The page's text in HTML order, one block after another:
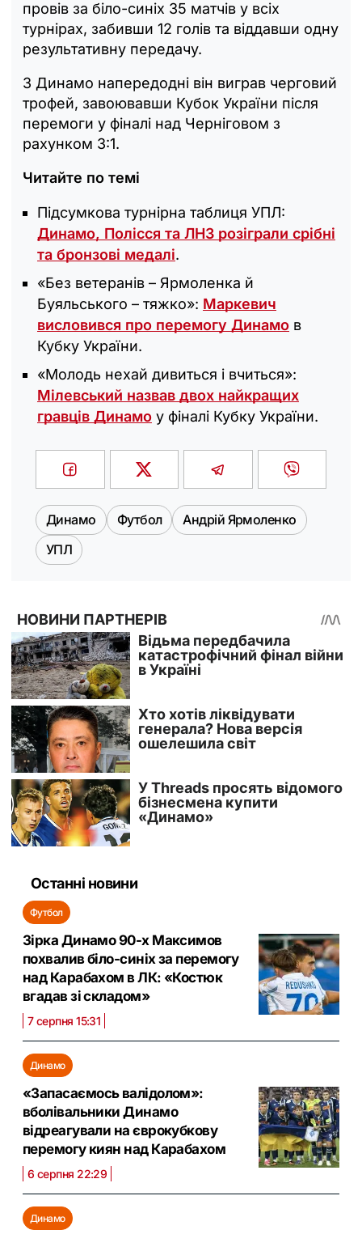
провів за біло-синіх 35 матчів у всіх
турнірах, забивши 12 голів та віддавши одну
результативну передачу.
З Динамо напередодні він виграв черговий
трофей, завоювавши Кубок України після
перемоги у фіналі над Черніговом з
рахунком 3:1.
Читайте по темі
Підсумкова турнірна таблиця УПЛ:
Динамо, Полісся та ЛНЗ розіграли срібні
та бронзові медалі.
«Без ветеранів – Ярмоленка й
Буяльського – тяжко»: Маркевич
висловився про перемогу Динамо в
Кубку України.
«Молодь нехай дивиться і вчиться»:
Мілевський назвав двох найкращих
гравців Динамо у фіналі Кубку України.
Динамо Футбол
Андрій Ярмоленко
УПЛ
Останні новини
Футбол
Зірка Динамо 90-х Максимов
похвалив біло-синіх за перемогу
над Карабахом в ЛК: «Костюк
вгадав зі складом»
7 серпня 15:31
Динамо
«Запасаємось валідолом»:
вболівальники Динамо
відреагували на єврокубкову
перемогу киян над Карабахом
6 серпня 22:29
Динамо